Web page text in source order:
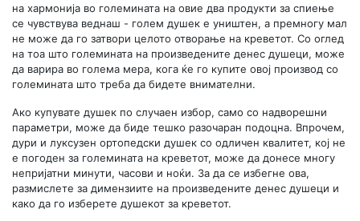
на хармонија во големината на овие два продукти за спиење
се чувствува веднаш - голем душек е уништен, а премногу мал
не може да го затвори целото отворање на креветот. Со оглед
на тоа што големината на произведените денес душеци, може
да варира во голема мера, кога ќе го купите овој производ со
големината што треба да бидете внимателни.
Ако купувате душек по случаен избор, само со надворешни
параметри, може да биде тешко разочаран подоцна. Впрочем,
дури и луксузен ортопедски душек со одличен квалитет, кој не
е погоден за големината на креветот, може да донесе многу
непријатни минути, часови и ноќи. За да се избегне ова,
размислете за димензиите на произведените денес душеци и
како да го изберете душекот за креветот.